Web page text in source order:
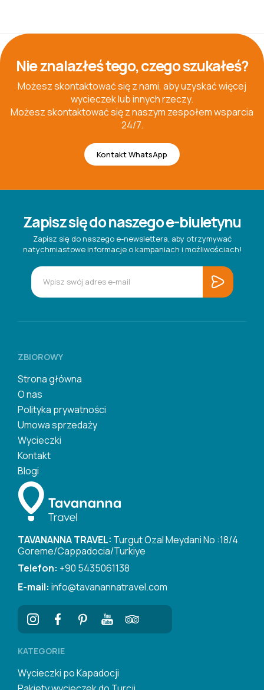
Nie znalazłeś tego, czego szukałeś?
Możesz skontaktować się z nami, aby uzyskać więcej
wycieczek lub innych rzeczy.
Możesz skontaktować się z naszym zespołem wsparcia
24/7.
Kontakt WhatsApp
Zapisz się do naszego e-biuletynu
Zapisz się do naszego e-newslettera, aby otrzymywać
natychmiastowe informacje o kampaniach i możliwościach!
ZBIOROWY
Strona główna
O nas
Polityka prywatności
Umowa sprzedaży
Wycieczki
Kontakt
Blogi
TAVANANNA TRAVEL: Turgut Ozal Meydani No :18/4
Goreme/Cappadocia/Turkiye
Telefon: +90 5435061138
E-mail: info@tavanannatravel.com
KATEGORIE
Wycieczki po Kapadocji